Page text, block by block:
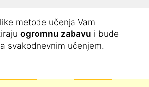
metode učenja Vam
ogromnu zabavu i bude
svakodnevnim učenjem.